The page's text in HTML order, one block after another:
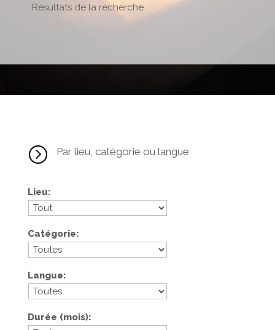
Résultats de la recherche
= Par lieu, catégorie ou langue
Lieu
Catégorie
Langue
Durée (mois)